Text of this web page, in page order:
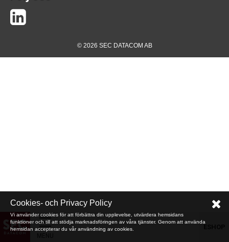
© 2026 SEC DATACOM AB
Cookies- och Privacy Policy
Vi använder cookies för att förbättra din upplevelse, utvärdera hemsidans
funktioner och till att stödja marknadsföringen av våra tjänster. Genom att använda
hemsidan accepterar du vår användning av cookies.